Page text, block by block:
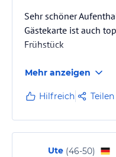
Sehr schöner
Gästekarte ist auch
Frühstück
Mehr anzeigen
Hilfreich Teilen
Ute (46-50)